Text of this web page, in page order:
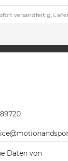
versandfertig,
5
Daten von